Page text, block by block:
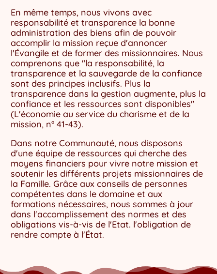
En même temps, nous vivons avec
responsabilité et transparence la bonne
administration des biens afin de pouvoir
accomplir la mission reçue d'annoncer
l'Évangile et de former des missionnaires. Nous
comprenons que "la responsabilité, la
transparence et la sauvegarde de la confiance
sont des principes inclusifs. Plus la
transparence dans la gestion augmente, plus la
confiance et les ressources sont disponibles"
(L'économie au service du charisme et de la
mission, n° 41-43).
Dans notre Communauté, nous disposons
d'une équipe de ressources qui cherche des
moyens financiers pour vivre notre mission et
soutenir les différents projets missionnaires de
la Famille. Grâce aux conseils de personnes
compétentes dans le domaine et aux
formations nécessaires, nous sommes à jour
dans l'accomplissement des normes et des
obligations vis-à-vis de l'Etat. l'obligation de
rendre compte à l'État.